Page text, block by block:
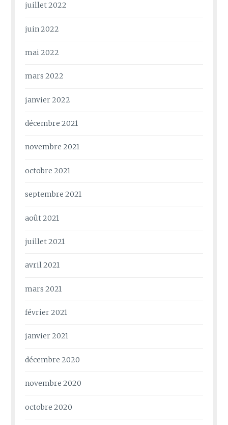
juillet 2022
juin 2022
mai 2022
mars 2022
janvier 2022
décembre 2021
novembre 2021
octobre 2021
septembre 2021
août 2021
juillet 2021
avril 2021
mars 2021
février 2021
janvier 2021
décembre 2020
novembre 2020
octobre 2020